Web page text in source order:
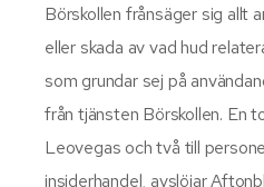
Börskollen frånsäger sig allt
eller skada av vad hud
som grundar sej på
från tjänsten Börskollen. En
Leovegas och två till
insiderhandel, avslöjar